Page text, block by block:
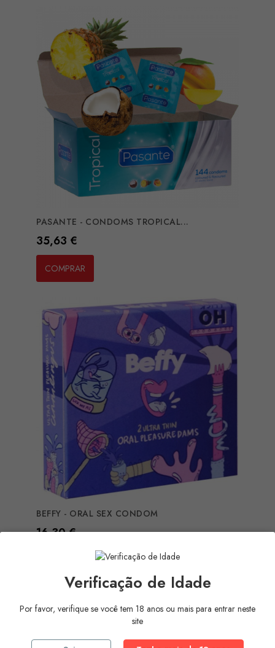
PASANTE - CONDOMS TROPICAL...
Preço
35,63 €
COMPRAR
BEFFY - ORAL SEX CONDOM
Preço
16,30 €
Verificação de Idade
Por favor, verifique se você tem 18 anos ou mais para entrar neste
site